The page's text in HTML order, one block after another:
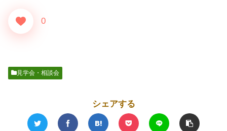
0
見学会・相談会
シェアする